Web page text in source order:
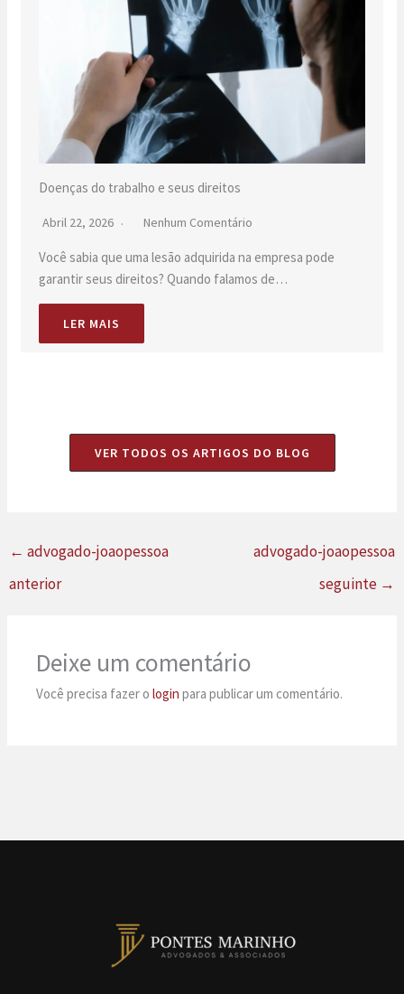
Doenças do trabalho e seus direitos
Abril 22, 2026 Nenhum Comentário
Você sabia que uma lesão adquirida na empresa pode
garantir seus direitos? Quando falamos de…
LER MAIS
VER TODOS OS ARTIGOS DO BLOG
← advogado-joaopessoa
anterior
advogado-joaopessoa
seguinte →
Deixe um comentário
Você precisa fazer ologin para publicar um comentário.